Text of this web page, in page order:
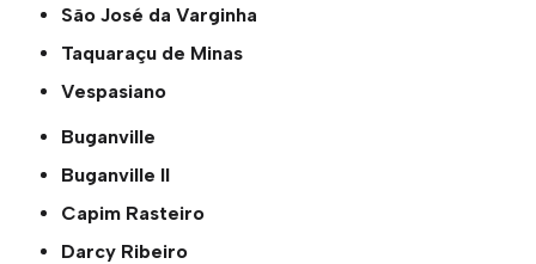
São José da Varginha
Taquaraçu de Minas
Vespasiano
Buganville
Buganville ll
Capim Rasteiro
Darcy Ribeiro